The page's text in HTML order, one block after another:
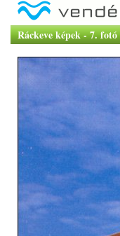
Ráckeve képek - 7. fotó